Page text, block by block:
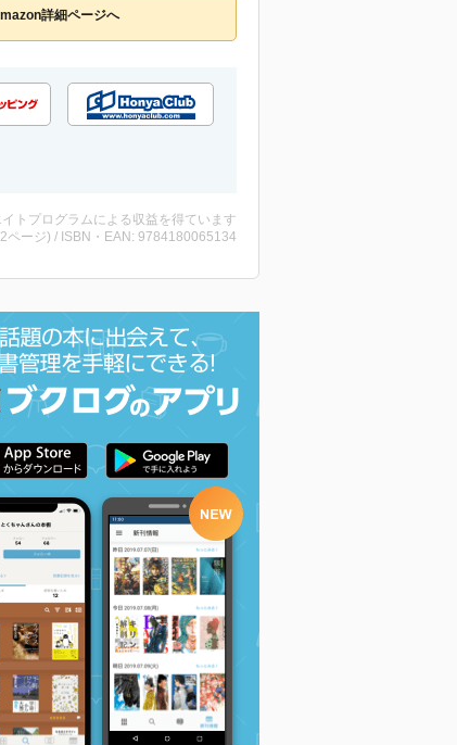
詳細ページへ
トプログラムによる収益を得ています
ページ) / ISBN・EAN: 9784180065134